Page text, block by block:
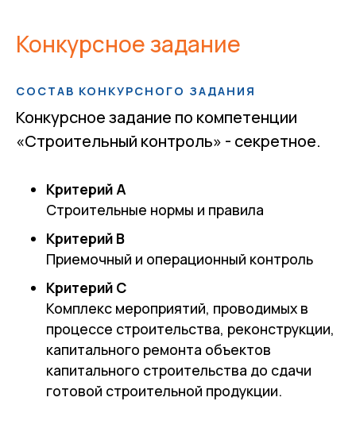
Конкурсное задание
СОСТАВ КОНКУРСНОГО ЗАДАНИЯ
Конкурсное задание по компетенции
«Строительный контроль» - секретное.
Критерий А
Строительные нормы и правила
Критерий В
Приемочный и операционный контроль
Критерий С
Комплекс мероприятий, проводимых в
процессе строительства, реконструкции,
капитального ремонта объектов
капитального строительства до сдачи
готовой строительной продукции.